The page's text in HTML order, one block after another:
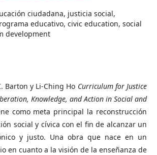
ciudadana, justicia social,
educativo, civic education, social
development
Barton y Li-Ching Ho Curriculum for Justice
Knowledge, and Action in Social and
como meta principal la reconstrucción
social y cívica con el fin de alcanzar un
y justo. Una obra que nace en un
en cuanto a la visión de la enseñanza de